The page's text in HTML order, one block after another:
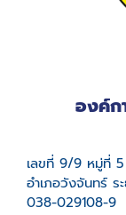
องค์ก
เลขที่ 9/9 หมู่ที่
อำเภอวังจันทร์ ร
038-029108-9